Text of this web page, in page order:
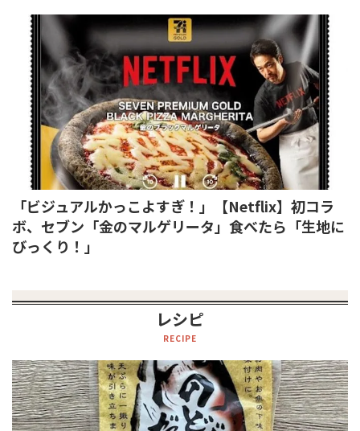
「ビジュアルかっこよすぎ！」【Netflix】初コラ
ボ、セブン「金のマルゲリータ」食べたら「生地に
びっくり！」
レシピ
RECIPE